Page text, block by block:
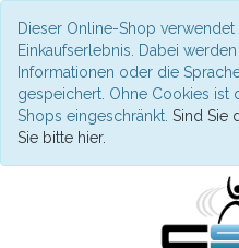
Dieser Online-Shop
Einkaufserlebnis. Dabei
Informationen oder die
gespeichert. Ohne Cookies ist
Shops eingeschränkt. Sind Sie
Sie bitte hier.